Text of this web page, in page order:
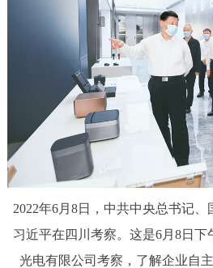
ITALIANO
2022年6月8日，中共中央总书记
习近平在四川考察。这是6月 8日下
光电有限公司考察，了解企业自